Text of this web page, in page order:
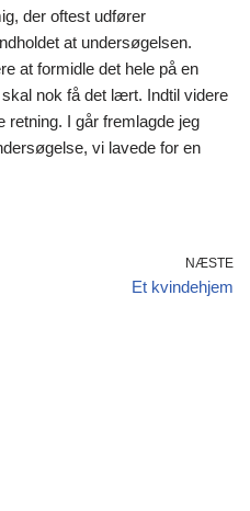
der oftest udfører
at undersøgelsen.
at formidle det hele på en
nok få det lært. Indtil videre
retning. I går fremlagde jeg
vi lavede for en
NÆSTE
Et kvindehjem